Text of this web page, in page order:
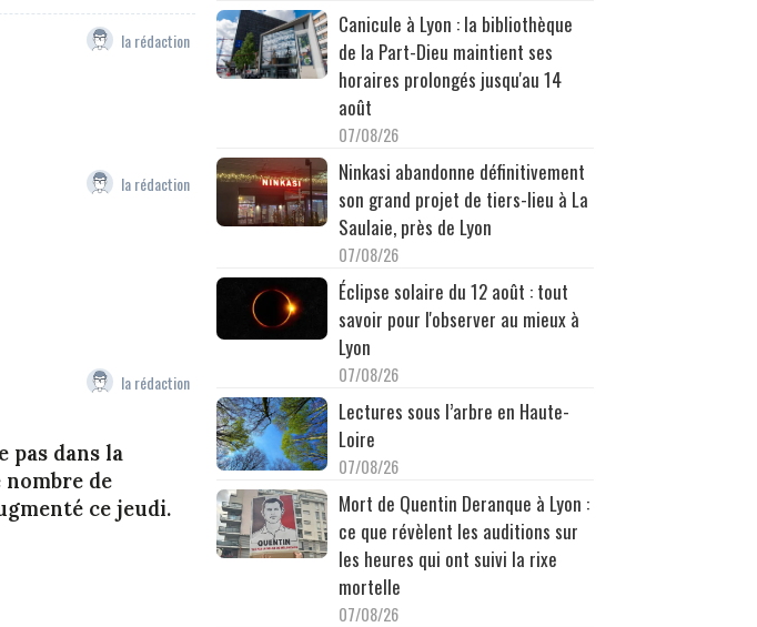
la rédaction
la rédaction
la rédaction
pas dans la
de
ce jeudi.
Canicule à Lyon : la bibliothèque
de la Part-Dieu maintient ses
horaires prolongés jusqu'au 14
août
07/08/26
Ninkasi abandonne définitivement
son grand projet de tiers-lieu à La
Saulaie, près de Lyon
07/08/26
Éclipse solaire du 12 août : tout
savoir pour l'observer au mieux à
Lyon
07/08/26
Lectures sous l’arbre en Haute-
Loire
07/08/26
Mort de Quentin Deranque à Lyon :
ce que révèlent les auditions sur
les heures qui ont suivi la rixe
mortelle
07/08/26